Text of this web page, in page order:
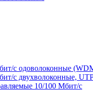
c одоволоконные
c двухволоконные,
10/100 Мбит/с